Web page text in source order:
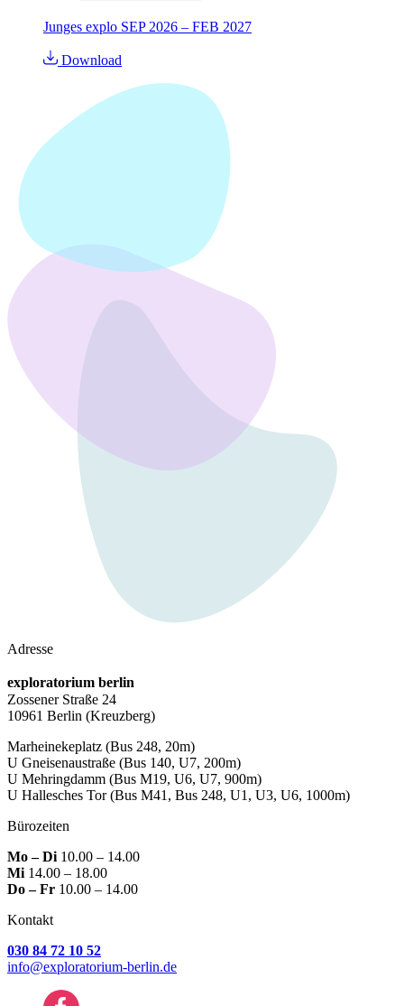
Junges explo SEP 2026 – FEB 2027
Download
Adresse
exploratorium berlin
Zossener Straße 24
10961 Berlin (Kreuzberg)
Marheinekeplatz (Bus 248, 20m)
U Gneisenaustraße (Bus 140, U7, 200m)
U Mehringdamm (Bus M19, U6, U7, 900m)
U Hallesches Tor(Bus M41, Bus 248, U1, U3, U6, 1000m)
Bürozeiten
Mo – Di 10.00 – 14.00
Mi 14.00 – 18.00
Do – Fr 10.00 – 14.00
Kontakt
030 84 72 10 52
info@exploratorium-berlin.de